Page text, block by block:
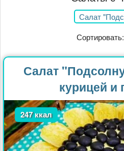
Салат
Сортировать:
Салат
курицей и
247 ккал